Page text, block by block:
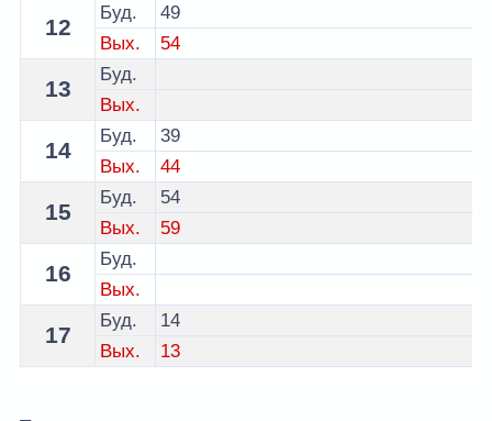
12
Буд.
49
Вых.
54
13
Буд.
Вых.
14
Буд.
39
Вых.
44
15
Буд.
54
Вых.
59
16
Буд.
Вых.
17
Буд.
14
Вых.
13